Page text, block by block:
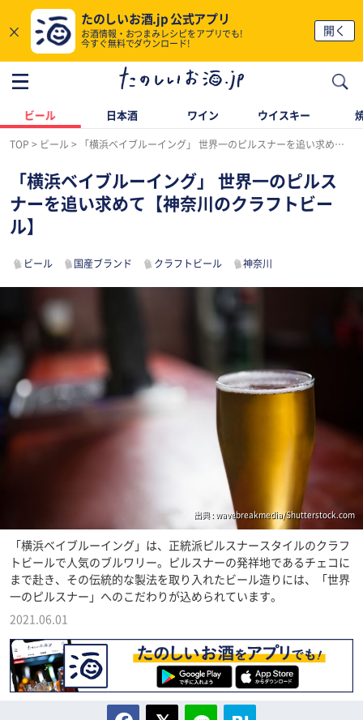
×
たのしいお酒.jp 公式アプリ
お酒情報・おつまみレシピをアプリでも!
今すぐ無料でダウンロード!
開く
ビール 日本酒 ワイン ウイスキー
TOP ビール 「横浜ベイブルーイング」 世界一のピルスナーを追い求めて【神奈川のクラフトビール】
「横浜ベイブルーイング」 世界一のピルス
ナーを追い求めて【神奈川のクラフトビー
ル】
ビール 国産ブランド クラフトビール 神奈川
出典 : wavebreakmedia/Shutterstock.com
「横浜ベイブルーイング」は、正統派ピルスナースタイルのクラフ
トビールで人気のブルワリー。ピルスナーの発祥地であるチェコに
まで赴き、その伝統的な製法を取り入れたビール造りには、「世界
一のピルスナー」へのこだわりが込められています。
2021.06.01